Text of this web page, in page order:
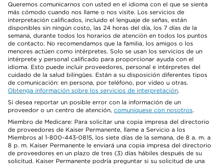
Queremos comunicarnos con usted en el idioma con el que se sienta
más cómodo cuando nos llame o nos visite. Los servicios de
interpretación calificados, incluido el lenguaje de señas, están
disponibles sin ningún costo, las 24 horas del día, los 7 días de la
semana, durante todos los horarios de atención en todos los puntos
de contacto. No recomendamos que la familia, los amigos o los
menores actúen como intérpretes. Solo se usan los servicios de un
intérprete y personal calificado para proporcionar ayuda con el
idioma. Esto puede incluir proveedores, personal e intérpretes del
cuidado de la salud bilingües. Están a su disposición diferentes tipos
de comunicación: en persona, por teléfono, por video u otras.
Obtenga información sobre los servicios de interpretación.
Si desea reportar un posible error con la información de un
proveedor o un centro de atención, comuníquese con nosotros.
Miembro de Medicare: Para solicitar una copia impresa del directorio
de proveedores de Kaiser Permanente, llame a Servicio a los
Miembros al 1-800-443-0815, los siete días de la semana, de 8 a. m. a
8 p. m. Kaiser Permanente le enviará una copia impresa del directorio
de proveedores en un plazo de tres (3) días hábiles después de su
solicitud. Kaiser Permanente podría preguntar si su solicitud de una